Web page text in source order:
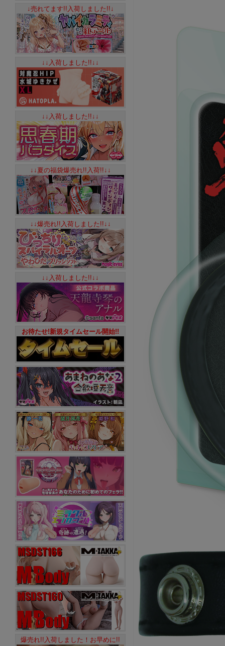
↓売れてます!!入荷しました!!↓
↓↓入荷しました!!↓↓
↓↓入荷しました!!↓↓
↓↓夏の福袋爆売れ!!入荷!!↓↓
↓↓爆売れ!!入荷しました!!↓↓
↓↓入荷しました!!↓↓
お待たせ!新規タイムセール開始!!
爆売れ!!入荷しました！お早めに!!